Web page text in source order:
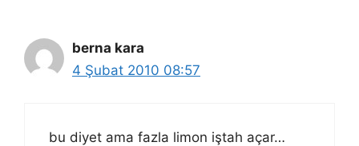
berna kara
4 Şubat 2010 08:57
bu diyet ama fazla limon iştah açar…